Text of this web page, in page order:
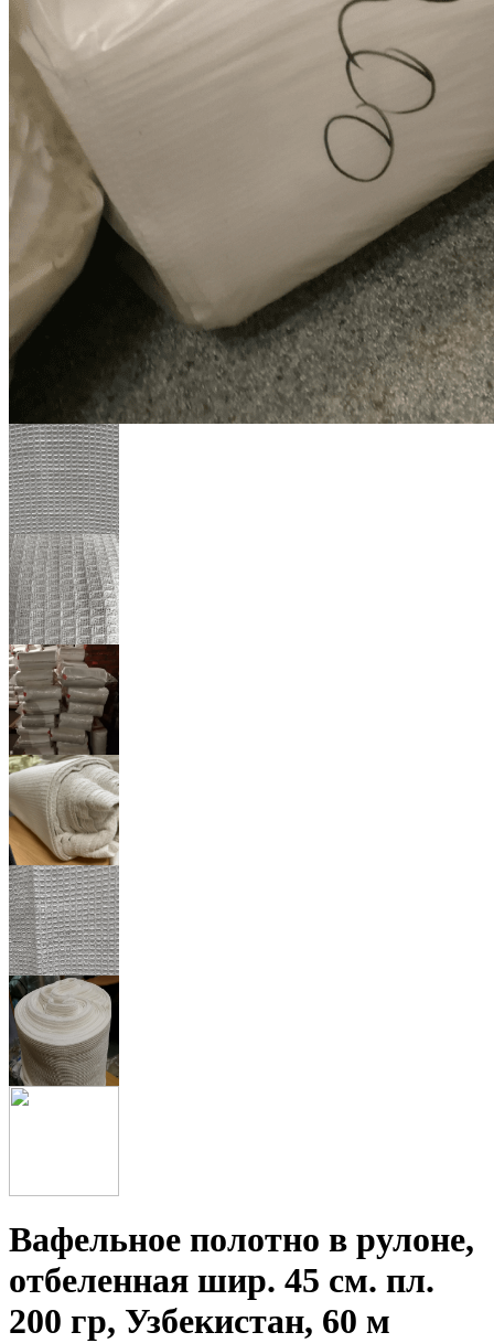
Вафельное полотно в рулоне,
отбеленная шир. 45 см. пл.
200 гр, Узбекистан, 60 м